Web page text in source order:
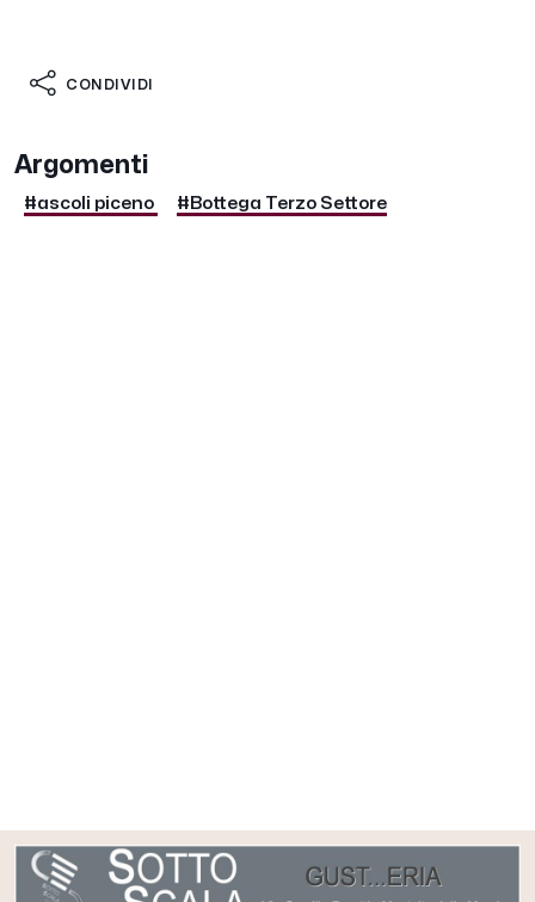
CONDIVIDI
Argomenti
#ascoli piceno #Bottega Terzo Settore